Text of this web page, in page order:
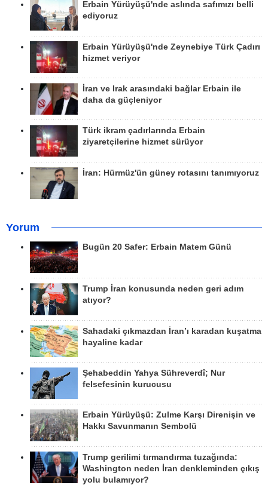
Erbain Yürüyüşü'nde aslında safımızı belli
ediyoruz
Erbain Yürüyüşü'nde Zeynebiye Türk Çadırı
hizmet veriyor
İran ve Irak arasındaki bağlar Erbain ile
daha da güçleniyor
Türk ikram çadırlarında Erbain
ziyaretçilerine hizmet sürüyor
İran: Hürmüz'ün güney rotasını tanımıyoruz
Yorum
Bugün 20 Safer: Erbain Matem Günü
Trump İran konusunda neden geri adım
atıyor?
Sahadaki çıkmazdan İran’ı karadan kuşatma
hayaline kadar
Şehabeddin Yahya Sühreverdî; Nur
felsefesinin kurucusu
Erbain Yürüyüşü: Zulme Karşı Direnişin ve
Hakkı Savunmanın Sembolü
Trump gerilimi tırmandırma tuzağında:
Washington neden İran denkleminden çıkış
yolu bulamıyor?